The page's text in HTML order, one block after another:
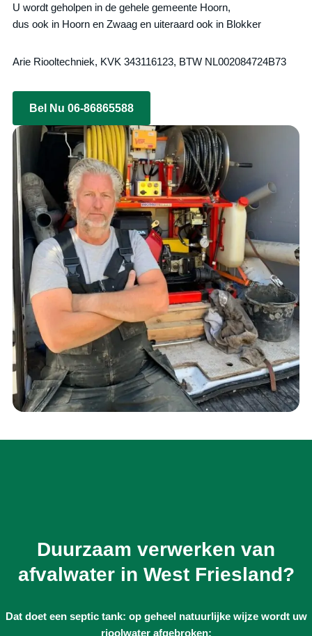
U wordt geholpen in de gehele gemeente Hoorn,
dus ook in Hoorn en Zwaag en uiteraard ook in Blokker
Arie Riooltechniek, KVK 343116123, BTW NL002084724B73
Bel Nu 06-86865588
Duurzaam verwerken van
afvalwater in West Friesland?
Dat doet een septic tank: op geheel natuurlijke wijze wordt uw
rioolwater afgebroken: